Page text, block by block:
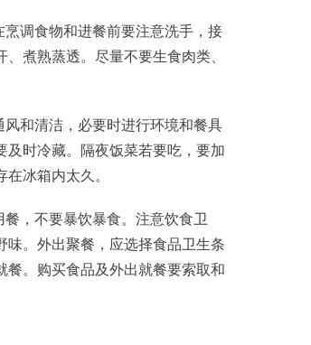
调食物和进餐前要注意洗手，接
煮熟蒸透。尽量不要生食肉类、
和清洁，必要时进行环境和餐具
及时冷藏。隔夜饭菜若要吃，要加
冰箱内太久。
，不要暴饮暴食。注意饮食卫
味。外出聚餐，应选择食品卫生条
餐。购买食品及外出就餐要索取和